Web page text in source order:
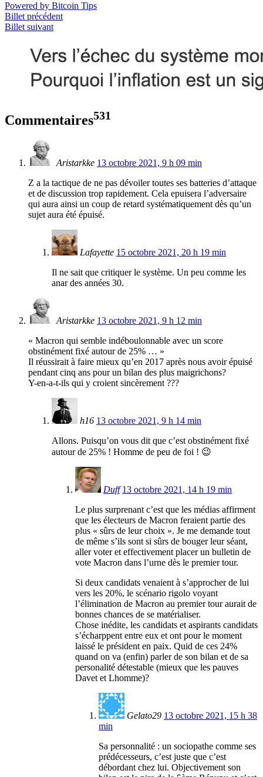
Powered by Bitcoin Tips
Billet précédent
Billet suivant
Commentaires531
Aristarkke 13 octobre 2021, 9 h 09 min
Z a la tactique de ne pas dévoiler toutes ses batteries d’attaque
et de discussion trop rapidement. Cela epuisera l’adversaire
qui aura ainsi un coup de retard systématiquement dès qu’un
sujet aura été épuisé.
Lafayette 15 octobre 2021, 20 h 19 min
Il ne sait que critiquer le système. Un peu comme les
anar des années 30.
Aristarkke 13 octobre 2021, 9 h 12 min
« Macron qui semble indéboulonnable avec un score
obstinément fixé autour de 25% … »
Il réussirait à faire mieux qu’en 2017 après nous avoir épuisé
pendant cinq ans pour un bilan des plus maigrichons?
Y-en-a-t-ils qui y croient sincèrement ???
h16 13 octobre 2021, 9 h 14 min
Allons. Puisqu’on vous dit que c’est obstinément fixé
autour de 25% ! Homme de peu de foi ! 😉
Duff 13 octobre 2021, 14 h 19 min
Le plus surprenant c’est que les médias affirment
que les électeurs de Macron feraient partie des
plus « sûrs de leur choix ». Je me demande tout
de même s’ils sont si sûrs de bouger leur séant,
aller voter et effectivement placer un bulletin de
vote Macron dans l’urne dès le premier tour.
Si deux candidats venaient à s’approcher de lui
vers les 20%, le scénario rigolo voyant
l’élimination de Macron au premier tour aurait de
bonnes chances de se matérialiser.
Chose inédite, les candidats et aspirants candidats
s’écharppent entre eux et ont pour le moment
laissé le président en paix. Quid de ces 24%
quand on va (enfin) parler de son bilan et de sa
personalité détestable (mieux que les pauves
Davet et Lhomme)?
Gelato29 13 octobre 2021, 15 h 38
min
Sa personnalité : un sociopathe comme ses
prédécesseurs, c’est juste que c’est
débordant chez lui. Objectivement son